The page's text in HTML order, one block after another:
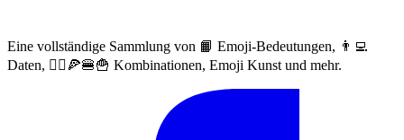
Eine vollständige Sammlung von 📙 Emoji-Bedeutungen, 👨‍💻
Daten, 🙅‍♀️🍕🍔🍟 Kombinationen, Emoji Kunst und mehr.